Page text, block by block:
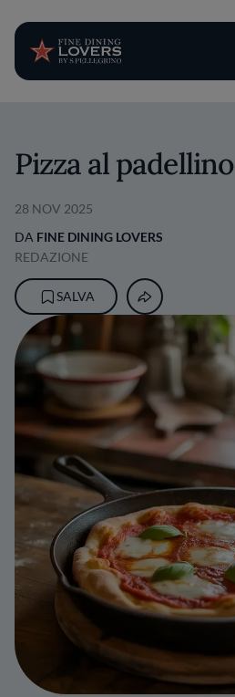
Pizza al padellino
28 NOV 2025
DA FINE DINING LOVERS
REDAZIONE
SALVA